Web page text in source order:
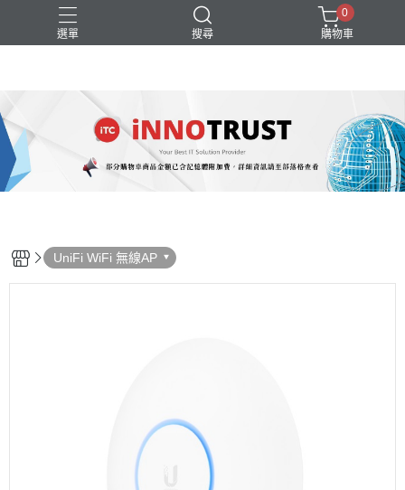
選單 搜尋
UniFi WiFi 無線AP 路由器
0
購物車
UniFi WiFi 無線AP